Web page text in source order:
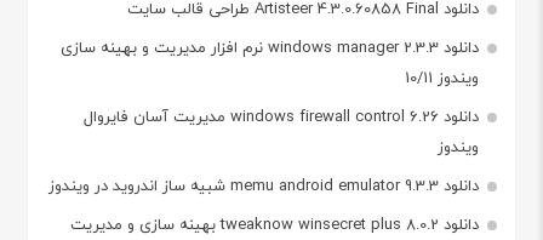
دانلود Artisteer 4.3.0.60858 Final طراحی قالب سایت
دانلود windows manager 2.3.3 نرم افزار مدیریت و بهینه سازی
ویندوز 10/11
دانلود windows firewall control 6.26 مدیریت آسان فایروال
ویندوز
دانلود memu android emulator 9.3.3 شبیه ساز اندروید در ویندوز
دانلود tweaknow winsecret plus 8.0.2 بهینه سازی و مدیریت